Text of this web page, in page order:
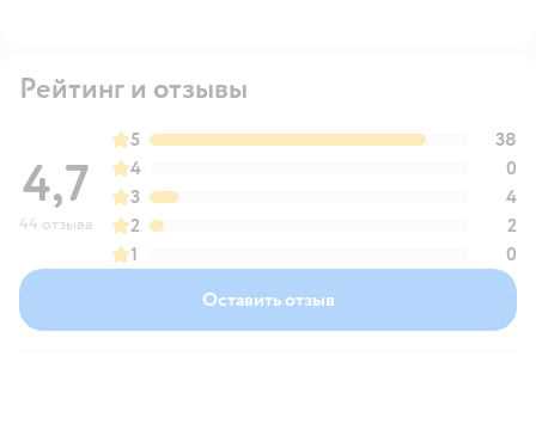
Рейтинг и отзывы
4,7
44 отзыва
5
38
4
0
3
4
2
2
1
0
Оставить отзыв